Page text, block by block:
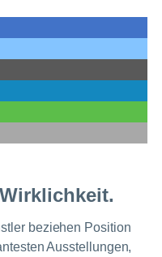
beziehen Position
Ausstellungen,